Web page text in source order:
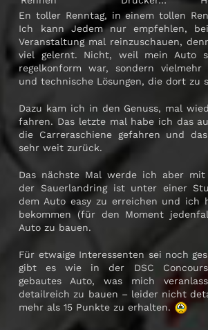
En toller Renntag, in einem tollen
Ich kann Jedem nur empfehlen,
Veranstaltung mal reinzuschauen,
viel gelernt. Nicht, weil mein Auto
regelkonform war, sondern vielmehr
und technische Lösungen, die dort zu
Dazu kam ich in den Genuss, mal
fahren. Das letzte mal habe ich das
die Carreraschiene gefahren und
sehr weit zurück.
Das nächste Mal werde ich aber
der Sauerlandring ist unter einer
dem Auto easy zu erreichen und ich
bekommen (für den Moment
Auto zu bauen.
Für etwaige Interessenten sei noch
gibt es wie in der DSC
gebautes Auto, was mich
detailreich zu bauen – leider nicht
mehr als 15 Punkte zu erhalten.